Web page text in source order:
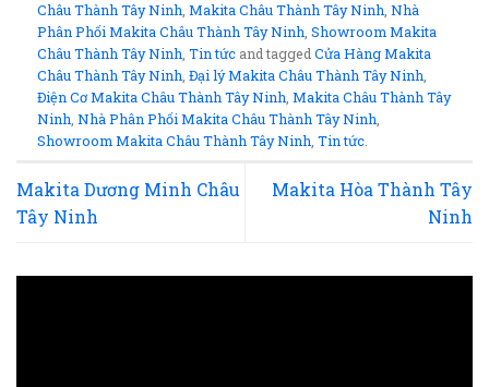
Châu Thành Tây Ninh ,Makita Châu Thành Tây Ninh ,Nhà
Phân Phối Makita Châu Thành Tây Ninh ,Showroom Makita
Châu Thành Tây Ninh ,Tin tức and taggedCửa Hàng Makita
Châu Thành Tây Ninh ,Đại lý Makita Châu Thành Tây Ninh
Điện Cơ Makita Châu Thành Tây Ninh ,Makita Châu Thành Tây
Ninh ,Nhà Phân Phối Makita Châu Thành Tây Ninh
Showroom Makita Châu Thành Tây Ninh ,Tin tức
Makita Dương Minh Châu
Tây Ninh
Makita Hòa Thành Tây
Ninh